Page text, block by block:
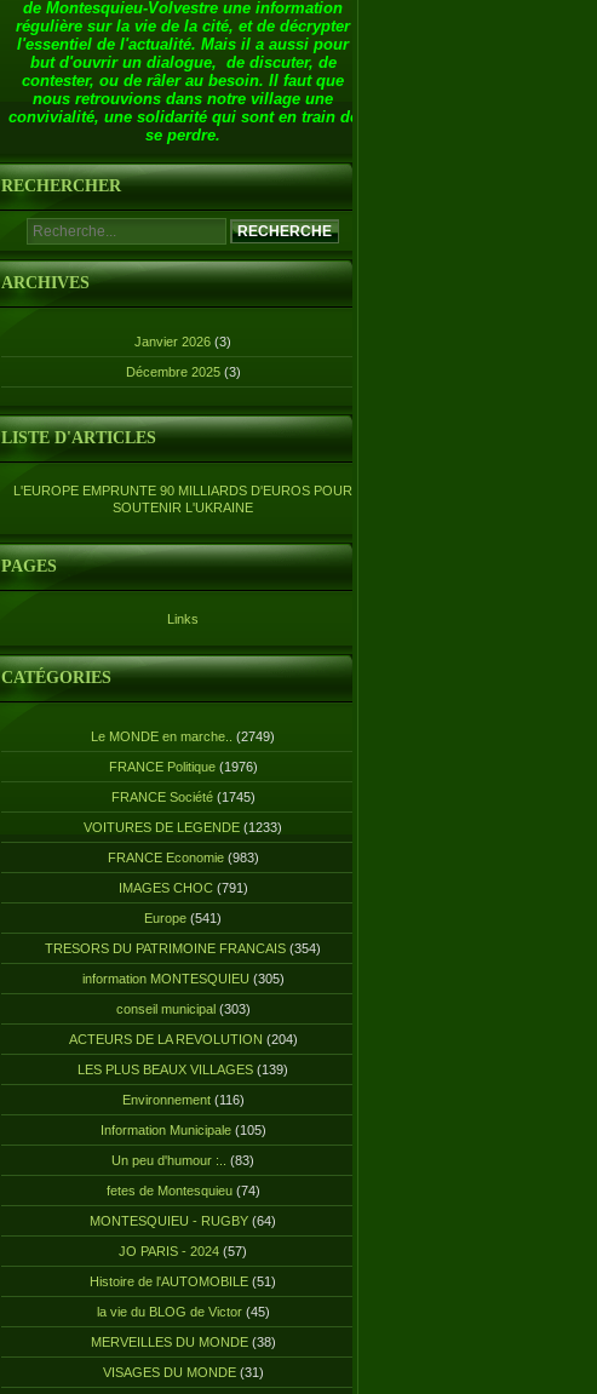
de Montesquieu-Volvestre une information
régulière sur la vie de la cité, et de décrypter
l'essentiel de l'actualité. Mais il a aussi pour
but d'ouvrir un dialogue, de discuter, de
contester, ou de râler au besoin. Il faut que
nous retrouvions dans notre village une
convivialité, une solidarité qui sont en train de
se perdre.
RECHERCHER
ARCHIVES
Janvier 2026 (3)
Décembre 2025 (3)
LISTE D'ARTICLES
L'EUROPE EMPRUNTE 90 MILLIARDS D'EUROS POUR
SOUTENIR L'UKRAINE
PAGES
Links
CATÉGORIES
Le MONDE en marche.. (2749)
FRANCE Politique(1976)
FRANCE Société(1745)
VOITURES DE LEGENDE (1233)
FRANCE Economie(983)
IMAGES CHOC(791)
Europe (541)
TRESORS DU PATRIMOINE FRANCAIS (354)
information MONTESQUIEU (305)
conseil municipal(303)
ACTEURS DE LA REVOLUTION (204)
LES PLUS BEAUX VILLAGES (139)
Environnement(116)
Information Municipale(105)
Un peu d'humour :.. (83)
fetes de Montesquieu(74)
MONTESQUIEU - RUGBY (64)
JO PARIS - 2024 (57)
Histoire de l'AUTOMOBILE (51)
la vie du BLOG de Victor(45)
MERVEILLES DU MONDE(38)
VISAGES DU MONDE(31)